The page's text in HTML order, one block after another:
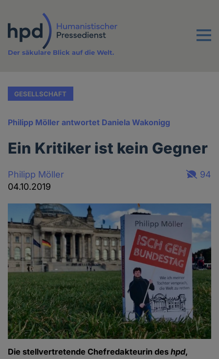
Inhalt
Menu
Der säkulare Blick auf die Welt.
GESELLSCHAFT
Philipp Möller antwortet Daniela Wakonigg
Ein Kritiker ist kein Gegner
Philipp Möller
04.10.2019
94
Die stellvertretende Chefredakteurin deshpd,